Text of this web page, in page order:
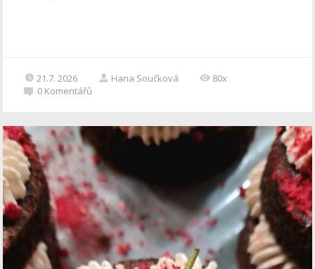
21.7. 2026 Hana Součková
80x
0 Komentářů